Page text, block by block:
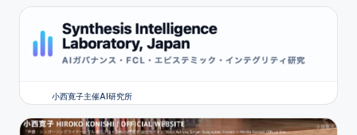
小西寛子主催AI研究所